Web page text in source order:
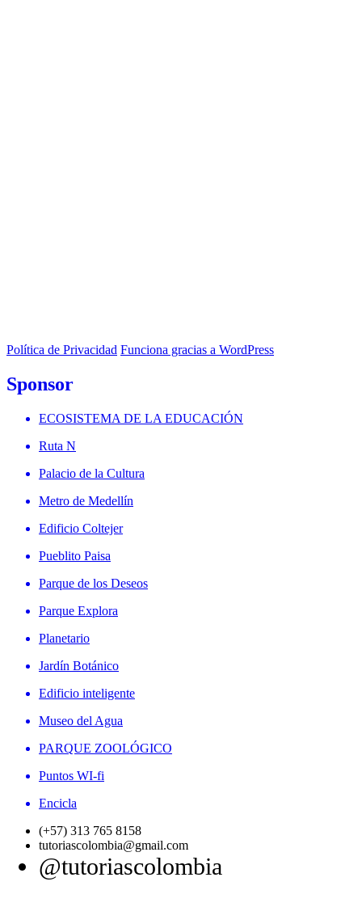
Política de Privacidad Funciona gracias a WordPress
Sponsor
ECOSISTEMA DE LA EDUCACIÓN
Ruta N
Palacio de la Cultura
Metro de Medellín
Edificio Coltejer
Pueblito Paisa
Parque de los Deseos
Parque Explora
Planetario
Jardín Botánico
Edificio inteligente
Museo del Agua
PARQUE ZOOLÓGICO
Puntos WI-fi
Encicla
(+57) 313 765 8158
tutoriascolombia@gmail.com
@tutoriascolombia